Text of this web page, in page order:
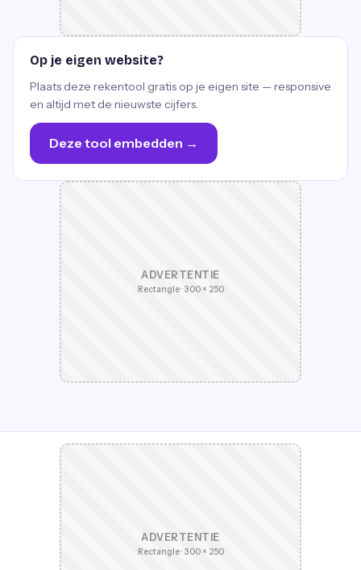
Op je eigen website?
Plaats deze rekentool gratis op je eigen site — responsive
en altijd met de nieuwste cijfers.
Deze tool embedden →
ADVERTENTIE
Rectangle · 300 × 250
ADVERTENTIE
Rectangle · 300 × 250